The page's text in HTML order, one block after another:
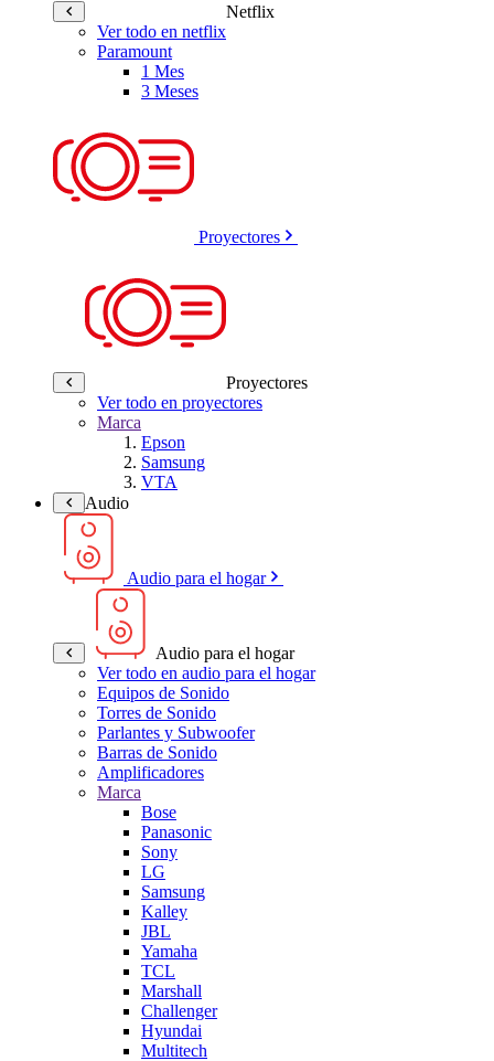
Netflix
Ver todo en netflix
Paramount
1 Mes
3 Meses
Proyectores
Proyectores
Ver todo en proyectores
Marca
Epson
Samsung
VTA
Audio
Audio para el hogar
Audio para el hogar
Ver todo en audio para el hogar
Equipos de Sonido
Torres de Sonido
Parlantes y Subwoofer
Barras de Sonido
Amplificadores
Marca
Bose
Panasonic
Sony
LG
Samsung
Kalley
JBL
Yamaha
TCL
Marshall
Challenger
Hyundai
Multitech